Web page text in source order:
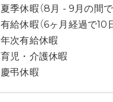
夏季休暇（8月 - 9月の間で
有給休暇（6ヶ月経過で10
年次有給休暇
育児・介護休暇
慶弔休暇